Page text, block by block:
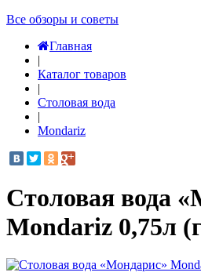
Все обзоры и советы
Главная
|
Каталог товаров
|
Столовая вода
|
Mondariz
Столовая вода
Mondariz 0,75л